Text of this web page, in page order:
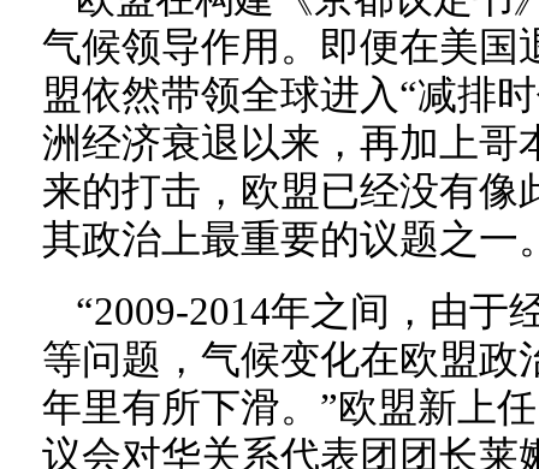
气候领导作用。即便在美国
盟依然带领全球进入“减排
洲经济衰退以来，再加上哥
来的打击，欧盟已经没有像
其政治上最重要的议题之一
“2009-2014年之间，由于
等问题，气候变化在欧盟政
年里有所下滑。”欧盟新上
议会对华关系代表团团长莱